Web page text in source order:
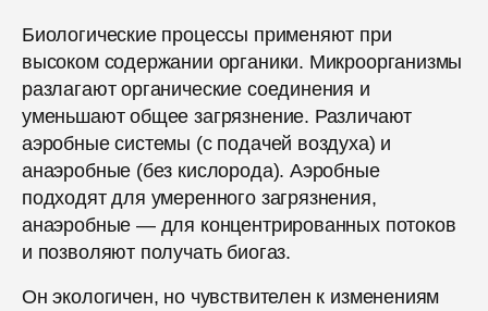
Биологические процессы применяют при
высоком содержании органики. Микроорганизмы
разлагают органические соединения и
уменьшают общее загрязнение. Различают
аэробные системы (с подачей воздуха) и
анаэробные (без кислорода). Аэробные
подходят для умеренного загрязнения,
анаэробные — для концентрированных потоков
и позволяют получать биогаз.
Он экологичен, но чувствителен к изменениям